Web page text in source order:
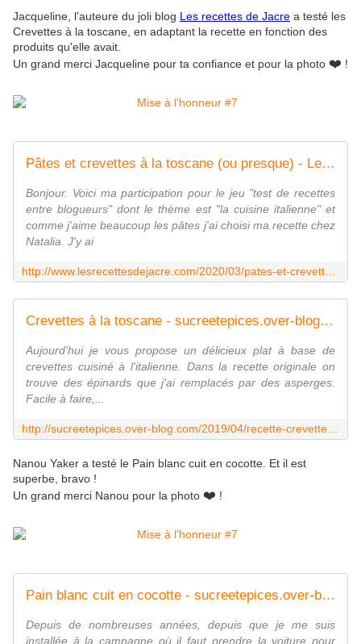
Jacqueline, l'auteure du joli blog Les recettes de Jacre a testé les
Crevettes à la toscane, en adaptant la recette en fonction des
produits qu'elle avait.
Un grand merci Jacqueline pour ta confiance et pour la photo ❤️ !
Pâtes et crevettes à la toscane (ou presque) - Les recettes de Jacre/En toute simplicité
Bonjour. Voici ma participation pour le jeu "test de recettes
entre blogueurs" dont le thème est "la cuisine italienne" et
comme j'aime beaucoup les pâtes j'ai choisi ma recette chez
Natalia. J'y ai
Crevettes à la toscane - sucreetepices.over-blog.com
Aujourd'hui je vous propose un délicieux plat à base de
crevettes cuisiné à l'italienne. Dans la recette originale on
trouve des épinards que j'ai remplacés par des asperges.
Facile à faire,...
Nanou Yaker a testé le Pain blanc cuit en cocotte. Et il est
superbe, bravo !
Un grand merci Nanou pour la photo ❤️ !
Pain blanc cuit en cocotte - sucreetepices.over-blog.com
Depuis de nombreuses années, depuis que je me suis
installée à la campagne où il faut prendre la voiture pour